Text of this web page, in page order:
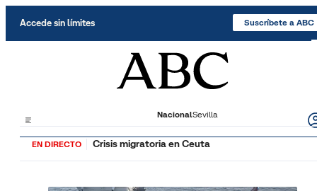
Accede sin límites Suscríbete a ABC
NacionalSevilla
EN DIRECTO Crisis migratoria en Ceuta